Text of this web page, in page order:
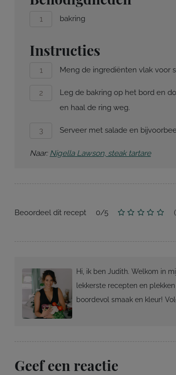
bakring
Instructies
Meng de ingrediënten vlak voor
Leg de bakring op het bord en
en haal de ring weg.
Serveer met salade en
Naar: Nigella Lawson, steak tartare
Beoordeel dit recept 0/5 (
Hi, ik ben Judith. Welkom in
lekkerste recepten en
boordevol smaak en kleur!
Geef een reactie